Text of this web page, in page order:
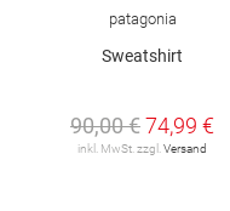
patagonia
Sweatshirt
90,00 €74,99 €
inkl. MwSt. zzgl. Versand